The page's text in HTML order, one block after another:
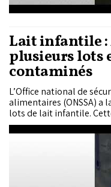
Lait infantile :
plusieurs lots
contaminés
L’Office national de
alimentaires (ONSSA) a
lots de lait infantile.
internationale signalant
possible de la
bactérie Bacillus cereus.